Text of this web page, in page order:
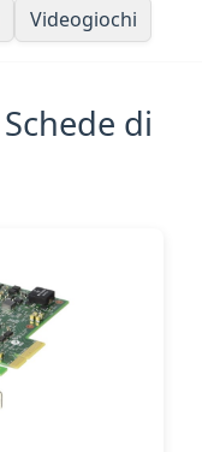
Videogiochi
Schede di